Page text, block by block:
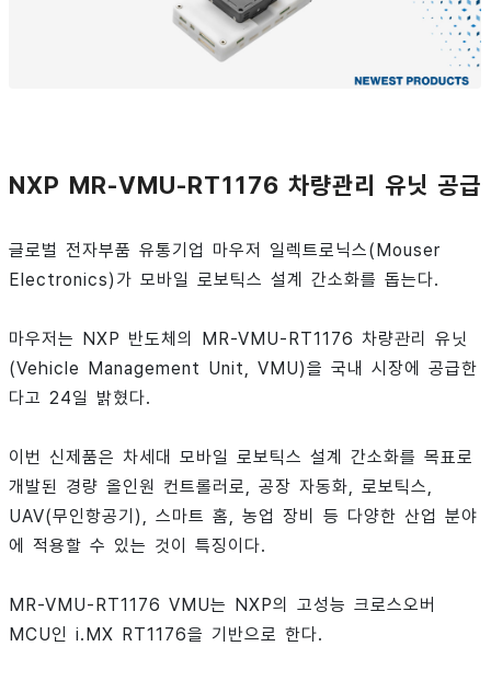
NXP MR-VMU-RT1176 차량관리 유닛 공급
글로벌 전자부품 유통기업 마우저 일렉트로닉스(Mouser
Electronics)가 모바일 로보틱스 설계 간소화를 돕는다.
마우저는 NXP 반도체의 MR-VMU-RT1176 차량관리 유닛
(Vehicle Management Unit, VMU)을 국내 시장에 공급한
다고 24일 밝혔다.
이번 신제품은 차세대 모바일 로보틱스 설계 간소화를 목표로
개발된 경량 올인원 컨트롤러로, 공장 자동화, 로보틱스,
UAV(무인항공기), 스마트 홈, 농업 장비 등 다양한 산업 분야
에 적용할 수 있는 것이 특징이다.
MR-VMU-RT1176 VMU는 NXP의 고성능 크로스오버
MCU인 i.MX RT1176을 기반으로 한다.